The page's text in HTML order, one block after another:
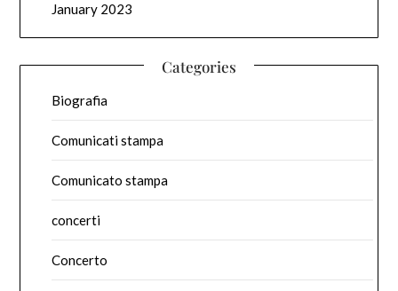
January 2023
Categories
Biografia
Comunicati stampa
Comunicato stampa
concerti
Concerto